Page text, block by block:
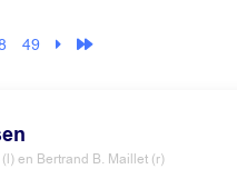
49
en Bertrand B. Maillet (r)